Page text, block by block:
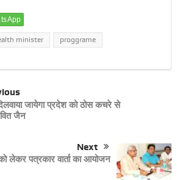
minister proggrame
जायेगा प्रदेश को ठोस कचरे से
जैन
Next
लेकर पत्रकार वार्ता का आयोजन